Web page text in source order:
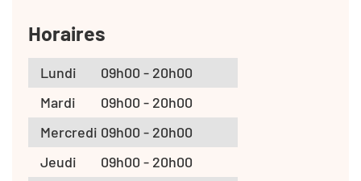
Horaires
Lundi
09h00 - 20h00
Mardi
09h00 - 20h00
Mercredi 09h00 - 20h00
Jeudi
09h00 - 20h00